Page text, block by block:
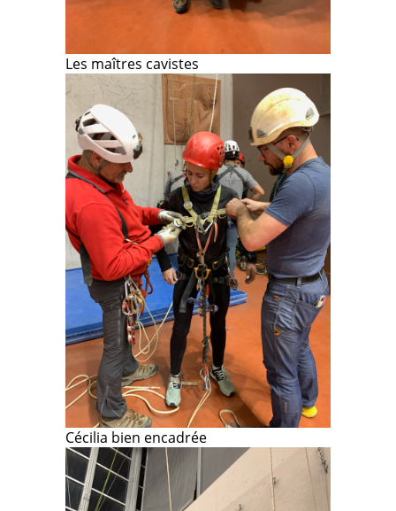
Les maîtres cavistes
Cécilia bien encadrée